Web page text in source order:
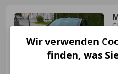
Wir verwenden
finden, was